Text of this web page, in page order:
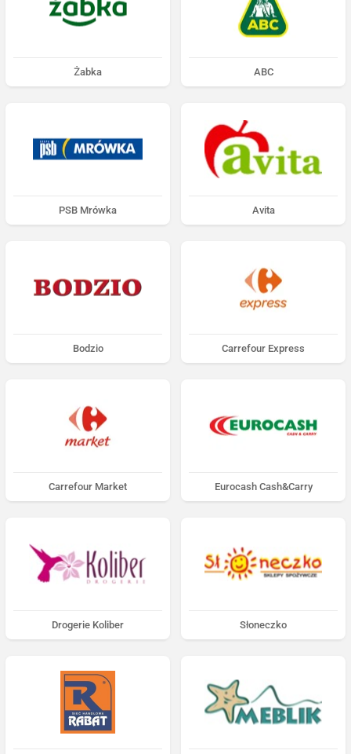
Żabka ABC
PSB Mrówka Avita
Bodzio Carrefour Express
Carrefour Market Eurocash Cash&Carry
Drogerie Koliber Słoneczko